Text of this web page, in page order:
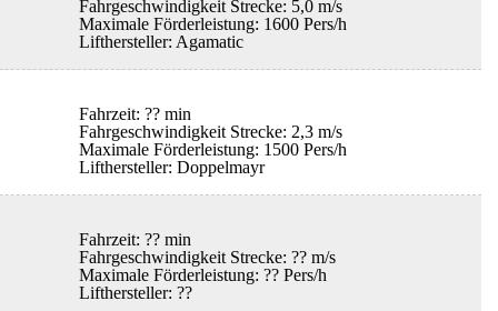
Fahrgeschwindigkeit Strecke: 5,0 m/s
Maximale Förderleistung: 1600 Pers/h
Lifthersteller: Agamatic
Fahrzeit: ?? min
Fahrgeschwindigkeit Strecke: 2,3 m/s
Maximale Förderleistung: 1500 Pers/h
Lifthersteller: Doppelmayr
Fahrzeit: ?? min
Fahrgeschwindigkeit Strecke: ?? m/s
Maximale Förderleistung: ?? Pers/h
Lifthersteller: ??